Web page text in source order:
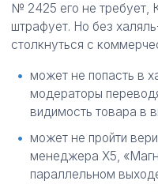
№ 2425 его не требует,
штрафует. Но без
столкнуться с
может не попасть в
модераторы
видимость товара в
может не пройти
менеджера X5,
параллельном